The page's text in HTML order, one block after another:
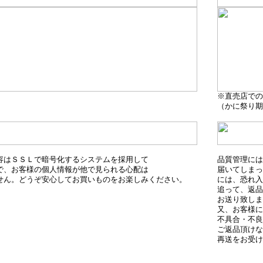
※直売店で
（かに祭り
はＳＳＬで暗号化するシステムを採用して
、お客様の個人情報が他で見られる心配は
ん。どうぞ安心してお買いものをお楽しみください。
品質管理に
届いてしま
には、恐れ
追って、返
お送り致し
又、お客様
不具合・不
ご返品頂け
再送をお受